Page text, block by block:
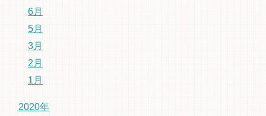
6月
5月
3月
2月
1月
2020年